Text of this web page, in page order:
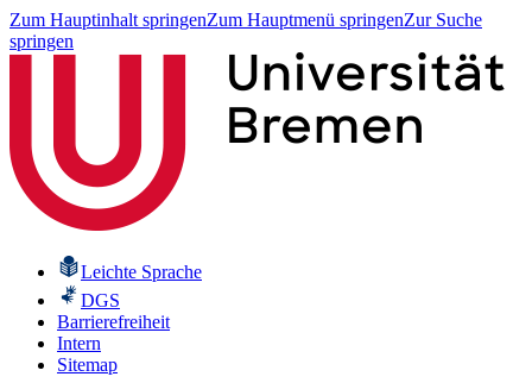
Zum Hauptinhalt springenZum Hauptmenü springenZur Suche
springen
Leichte Sprache
DGS
Barrierefreiheit
Intern
Sitemap